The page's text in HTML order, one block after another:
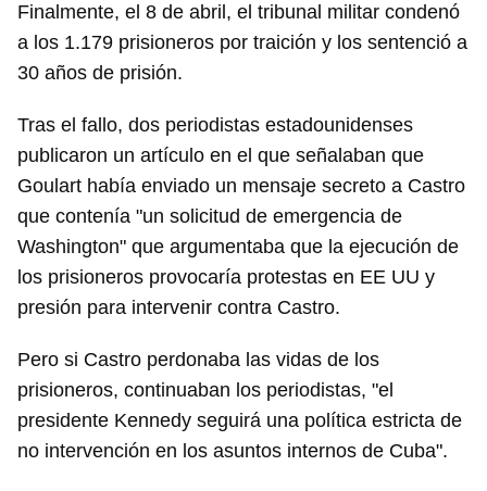
Guardar como favorito
iniciar sesión con tu cuenta de 14ymedio.
INICIAR SESIÓN CANCELAR
Finalmente, el 8 de abril, el tribunal militar condenó
a los 1.179 prisioneros por traición y los sentenció a
30 años de prisión.
Tras el fallo, dos periodistas estadounidenses
publicaron un artículo en el que señalaban que
Goulart había enviado un mensaje secreto a Castro
que contenía "un solicitud de emergencia de
Washington" que argumentaba que la ejecución de
los prisioneros provocaría protestas en EE UU y
presión para intervenir contra Castro.
Pero si Castro perdonaba las vidas de los
prisioneros, continuaban los periodistas, "el
presidente Kennedy seguirá una política estricta de
no intervención en los asuntos internos de Cuba".